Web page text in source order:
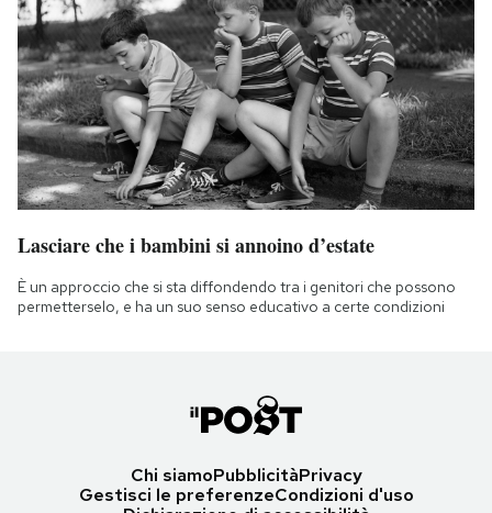
Lasciare che i bambini si annoino d’estate
È un approccio che si sta diffondendo tra i genitori che possono
permetterselo, e ha un suo senso educativo a certe condizioni
Chi siamoPubblicitàPrivacy
Gestisci le preferenzeCondizioni d'uso